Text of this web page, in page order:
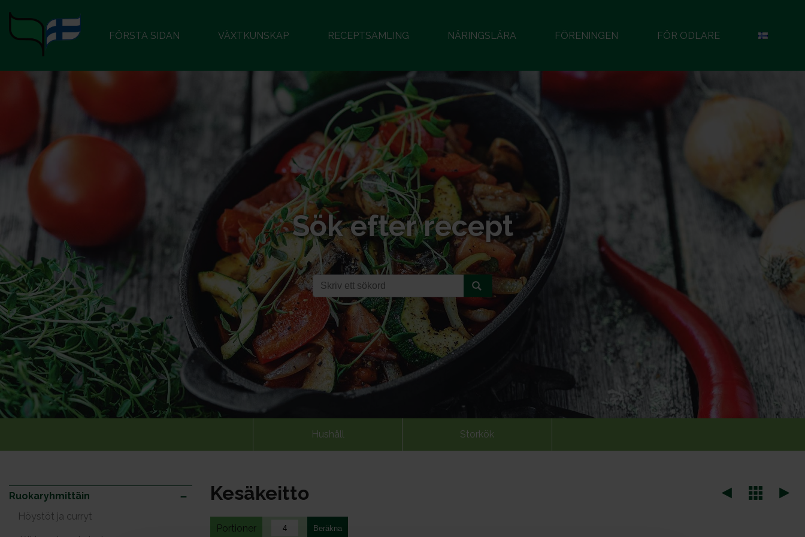
FÖRSTA SIDAN VÄXTKUNSKAP RECEPTSAMLING NÄRINGSLÄRA FÖRENINGEN FÖR ODLARE
Sök efter recept
Hushåll Storkök
Ruokaryhmittäin
Höystöt ja curryt
Kesäkeitto
Portioner